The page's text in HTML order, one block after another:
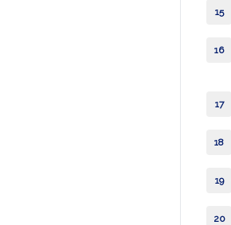
15
16
17
18
19
20